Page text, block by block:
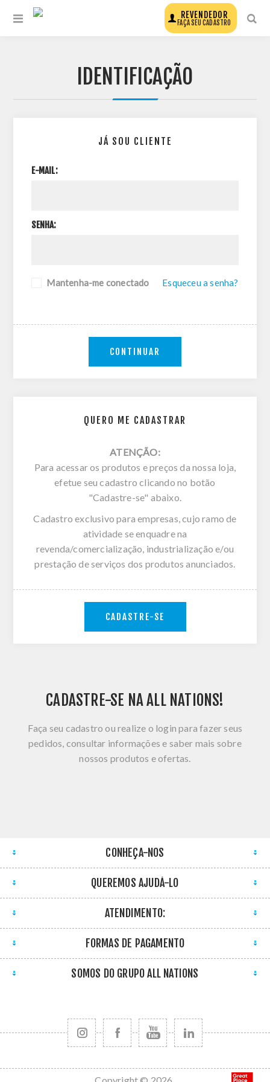
REVENDEDOR
FAÇA SEU CADASTRO
IDENTIFICAÇÃO
QUERO ME CADASTRAR
ATENÇÃO:
Para acessar os produtos e preços da nossa loja,
efetue seu cadastro clicando no botão
"Cadastre-se" abaixo.
Cadastro exclusivo para empresas, cujo ramo de
atividade se enquadre na
revenda/comercialização, industrialização e/ou
prestação de serviços dos produtos anunciados.
CADASTRE-SE
JÁ SOU CLIENTE
E-MAIL:
SENHA:
Mantenha-me conectado Esqueceu a senha?
CONTINUAR
CADASTRE-SE NA ALL NATIONS!
Faça seu cadastro ou realize o login para fazer seus
pedidos, consultar informações e saber mais sobre
nossos produtos e ofertas.
CONHEÇA-NOS
QUEREMOS AJUDÁ-LO
ATENDIMENTO:
FORMAS DE PAGAMENTO
SOMOS DO GRUPO ALL NATIONS